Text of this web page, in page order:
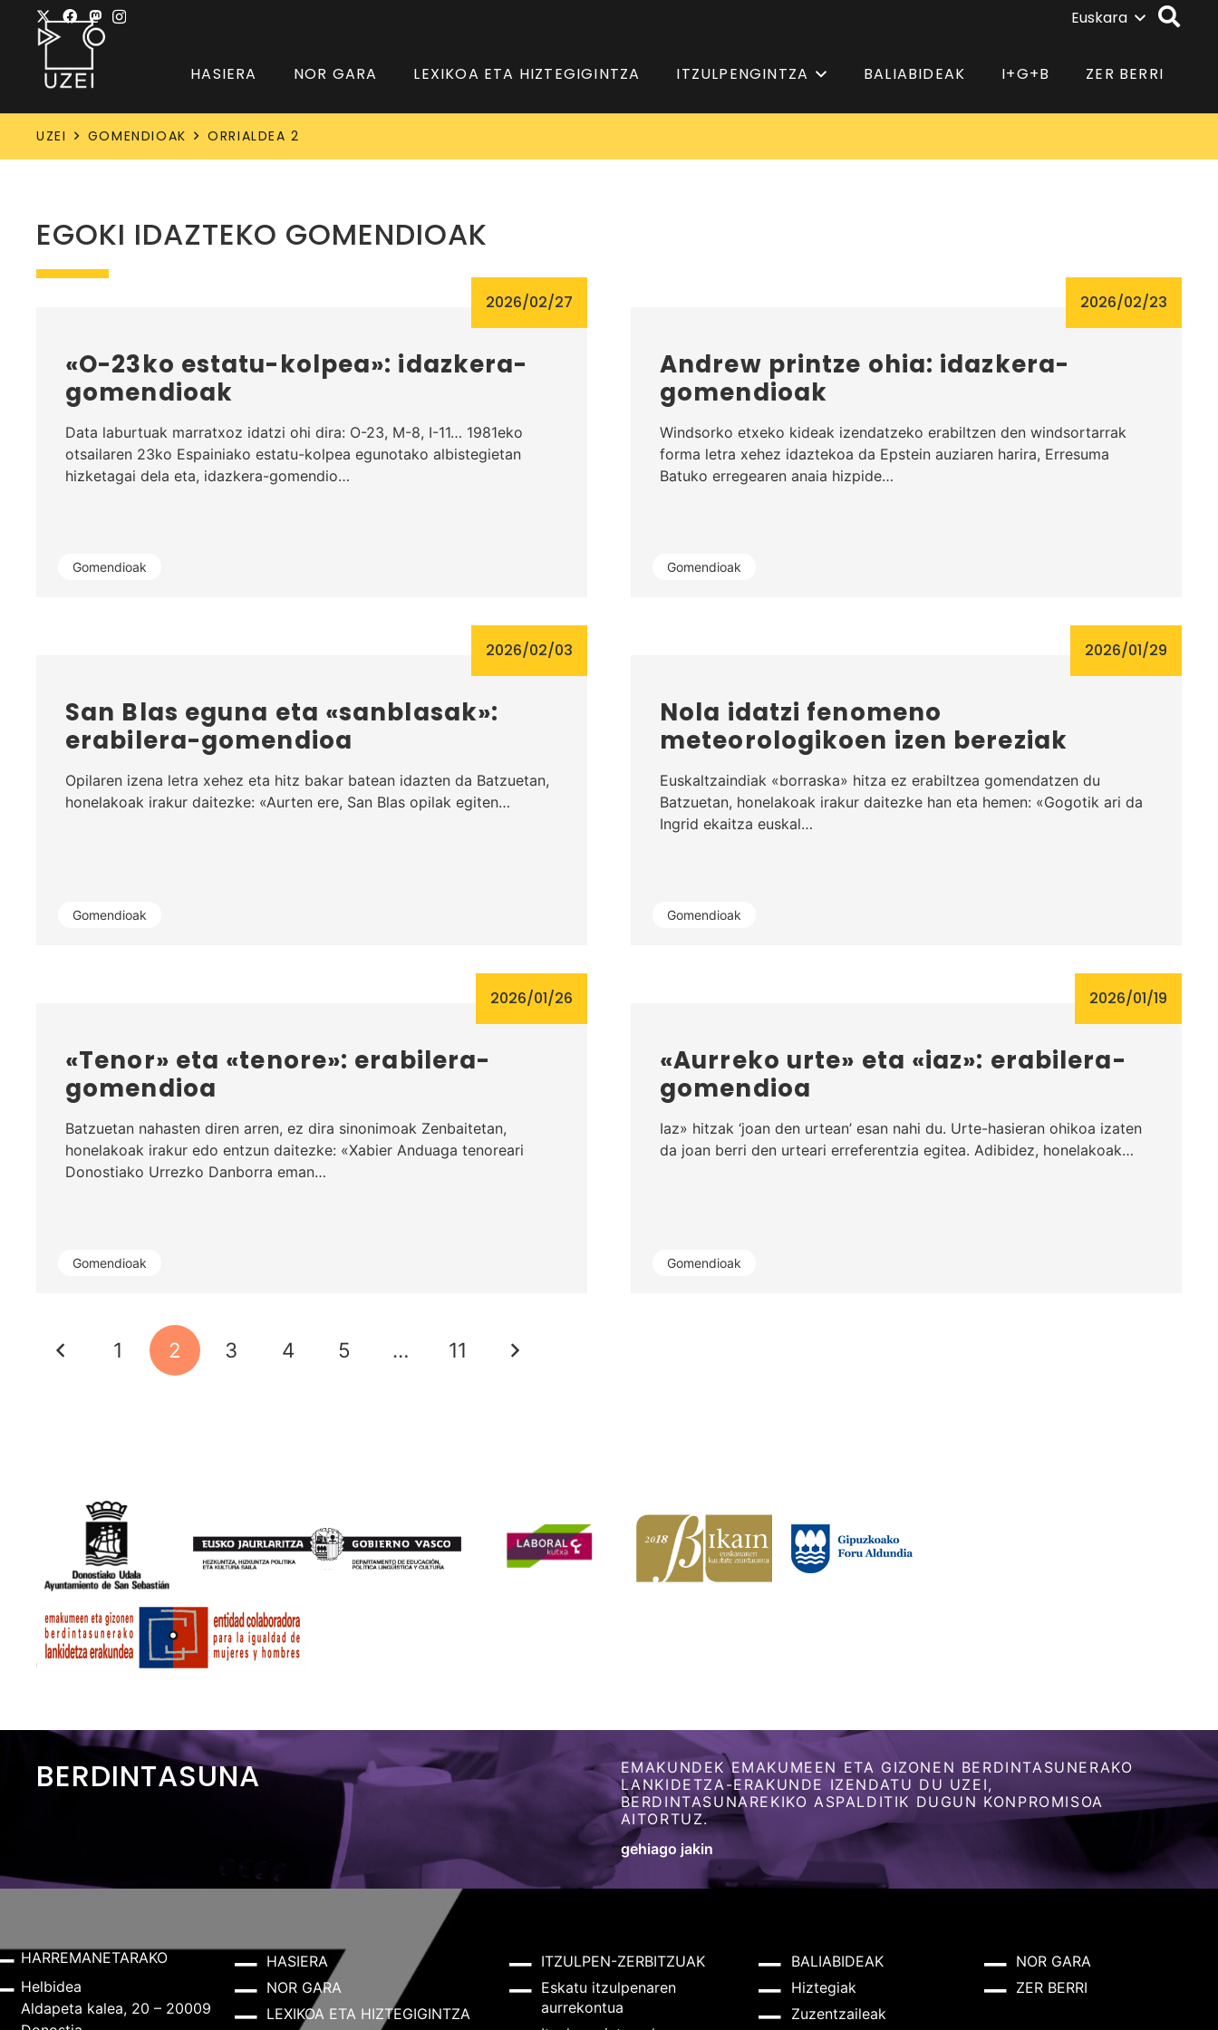
Euskara
HASIERA NOR GARA LEXIKOA ETA HIZTEGIGINTZA ITZULPENGINTZA BALIABIDEAK I+G+B ZER BERRI
UZEI GOMENDIOAK ORRIALDEA 2
EGOKI IDAZTEKO GOMENDIOAK
Gomendioak
2026/02/27
«O-23ko estatu-kolpea»: idazkera-
gomendioak
Data laburtuak marratxoz idatzi ohi dira: O-23, M-8, I-11… 1981eko
otsailaren 23ko Espainiako estatu-kolpea egunotako albistegietan
hizketagai dela eta, idazkera-gomendio…
Gomendioak
2026/02/23
Andrew printze ohia: idazkera-
gomendioak
Windsorko etxeko kideak izendatzeko erabiltzen den windsortarrak
forma letra xehez idaztekoa da Epstein auziaren harira, Erresuma
Batuko erregearen anaia hizpide…
Gomendioak
2026/02/03
San Blas eguna eta «sanblasak»:
erabilera-gomendioa
Opilaren izena letra xehez eta hitz bakar batean idazten da Batzuetan,
honelakoak irakur daitezke: «Aurten ere, San Blas opilak egiten…
Gomendioak
2026/01/29
Nola idatzi fenomeno
meteorologikoen izen bereziak
Euskaltzaindiak «borraska» hitza ez erabiltzea gomendatzen du
Batzuetan, honelakoak irakur daitezke han eta hemen: «Gogotik ari da
Ingrid ekaitza euskal…
Gomendioak
2026/01/26
«Tenor» eta «tenore»: erabilera-
gomendioa
Batzuetan nahasten diren arren, ez dira sinonimoak Zenbaitetan,
honelakoak irakur edo entzun daitezke: «Xabier Anduaga tenoreari
Donostiako Urrezko Danborra eman…
Gomendioak
2026/01/19
«Aurreko urte» eta «iaz»: erabilera-
gomendioa
Iaz» hitzak ‘joan den urtean’ esan nahi du. Urte-hasieran ohikoa izaten
da joan berri den urteari erreferentzia egitea. Adibidez, honelakoak…
1 2 3 4 5 … 11
BERDINTASUNA
EMAKUNDEK EMAKUMEEN ETA GIZONEN BERDINTASUNERAKO
LANKIDETZA-ERAKUNDE IZENDATU DU UZEI,
BERDINTASUNAREKIKO ASPALDITIK DUGUN KONPROMISOA
AITORTUZ.
gehiago jakin
HARREMANETARAKO
Helbidea
Aldapeta kalea, 20 – 20009
HASIERA
NOR GARA
LEXIKOA ETA HIZTEGIGINTZA
ITZULPEN-ZERBITZUAK
Eskatu itzulpenaren
aurrekontua
BALIABIDEAK
Hiztegiak
Zuzentzaileak
NOR GARA
ZER BERRI